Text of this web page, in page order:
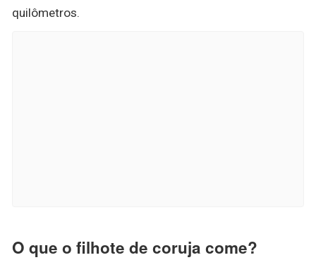
quilômetros.
O que o filhote de coruja come?